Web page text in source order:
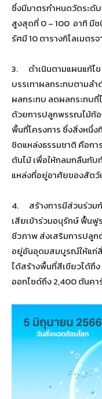
ซึ่งมีมาตรกำหนดวัดระดั
สูงสุดที่ 0 – 100 อาทิ มี
รัศมี 10 ตารางกิโลเม
3. ดำเนินตามแผนแก้ไ
บรรเทาผลกระทบตามล
ผลกระทบ ลดผลกระทบ
ด้วยการปลูกพรรณไม้ท้
พื้นที่โครงการ ซึ่งสิ่งหนึ่ง
ชิดแหล่งธรรมชาติ คือก
ต้นไม้ เพื่อให้กลมกลืนกั
แหล่งที่อยู่อาศัยของสัต
4. สร้างการมีส่วนร่วม
เสียเข้าร่วมอนุรักษ์ ฟื้นฟู
ชีวภาพ ส่งเสริมการปลู
อยู่อันอุดมสมบูรณ์ให้แก่สิ่
ได้สร้างพื้นที่สีเขียวได้ถึง
ออกไซด์ถึง 2,400 ตันคา